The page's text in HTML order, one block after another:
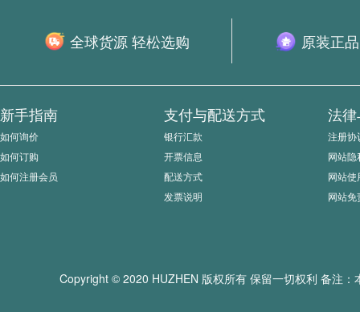
全球货源 轻松选购 原装正
新手指南
如何询价
如何订购
如何注册会员
支付与配送方式
银行汇款
开票信息
配送方式
发票说明
法
注册协
网站隐
网站使
网站免
Copyright © 2020 HUZHEN 版权所有 保留一切权利 备注